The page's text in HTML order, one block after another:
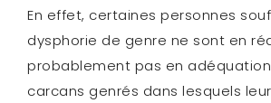
En effet, certaines personnes
dysphorie de genre ne sont en
probablement pas en
carcans genrés dans lesquels